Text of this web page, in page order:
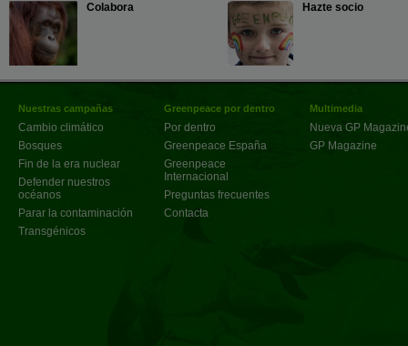
Colabora Hazte socio
Nuestras campañas
Cambio climático
Bosques
Fin de la era nuclear
Defender nuestros
océanos
Parar la contaminación
Transgénicos
Greenpeace por dentro
Por dentro
Greenpeace España
Greenpeace
Internacional
Preguntas frecuentes
Contacta
Multimedia
Nueva GP
GP Magazine